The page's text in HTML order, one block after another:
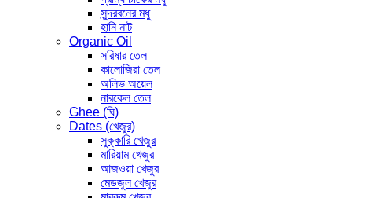
সুন্দরবনের মধু
হানি নাট
Organic Oil
সরিষার তেল
কালোজিরা তেল
অলিভ অয়েল
নারকেল তেল
Ghee (ঘি)
Dates (খেজুর)
সুক্কারি খেজুর
মারিয়াম খেজুর
আজওয়া খেজুর
মেডজুল খেজুর